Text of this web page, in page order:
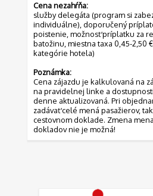
Cena nezahŕňa:
služby delegáta (program si
individuálne), doporučený
poistenie, možnosť príplatku za
batožinu, miestna taxa 0,45-2,50
kategórie hotela)
Poznámka:
Cena zájazdu je kalkulovaná na
na pravidelnej linke a
denne aktualizovaná. Pri
zadávať celé mená pasažierov,
cestovnom doklade. Zmena
dokladov nie je možná!